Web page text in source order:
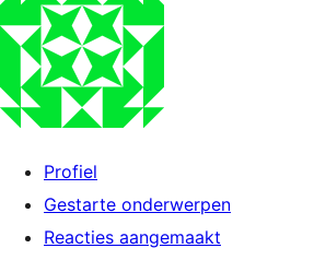
inhoud
Profiel
Gestarte onderwerpen
Reacties aangemaakt